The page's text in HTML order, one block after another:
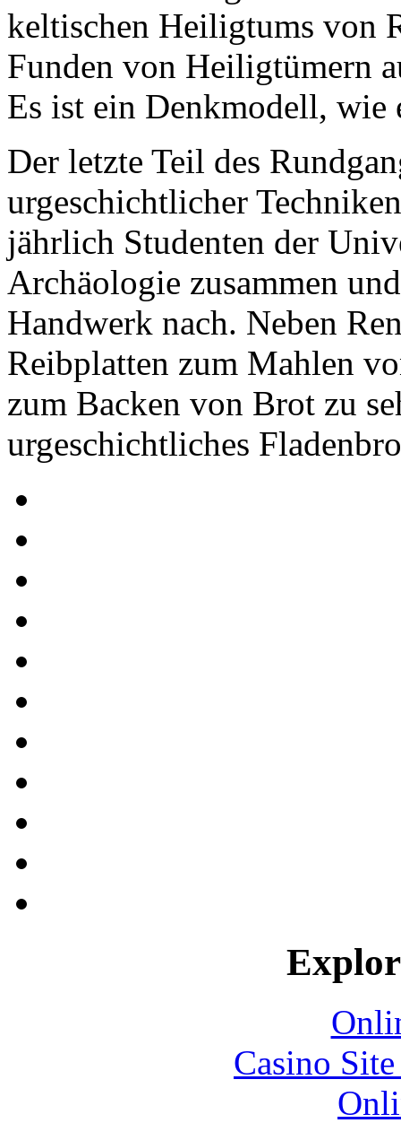
keltischen Heiligtums von
Funden von Heiligtümern
Es ist ein Denkmodell, wie
Der letzte Teil des
urgeschichtlicher
jährlich Studenten der
Archäologie zusammen
Handwerk nach. Neben
Reibplatten zum Mahlen
zum Backen von Brot zu
urgeschichtliches
Casino